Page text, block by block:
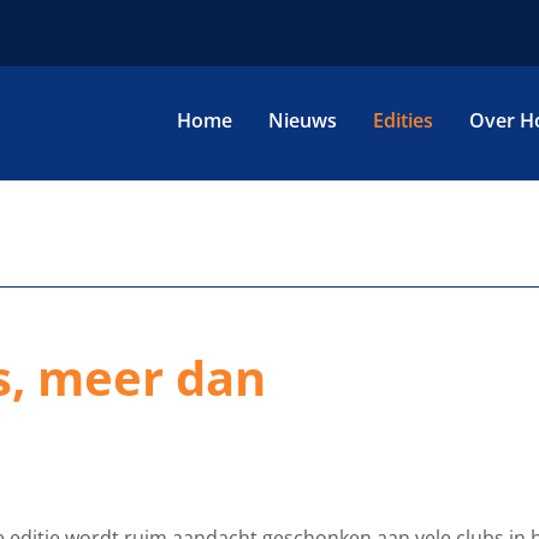
Home Nieuws Edities Over
meer dan